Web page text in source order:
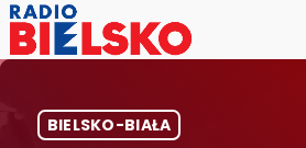
BIELSKO-BIAŁA